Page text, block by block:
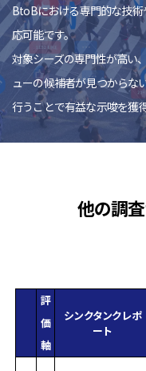
BtoBにおける専門的な技
応可能です。
対象シーズの専門性が高い
ューの候補者が見つからな
行うことで有益な示唆を獲
他の調
評
価
軸
シンクタンクレポ
ート